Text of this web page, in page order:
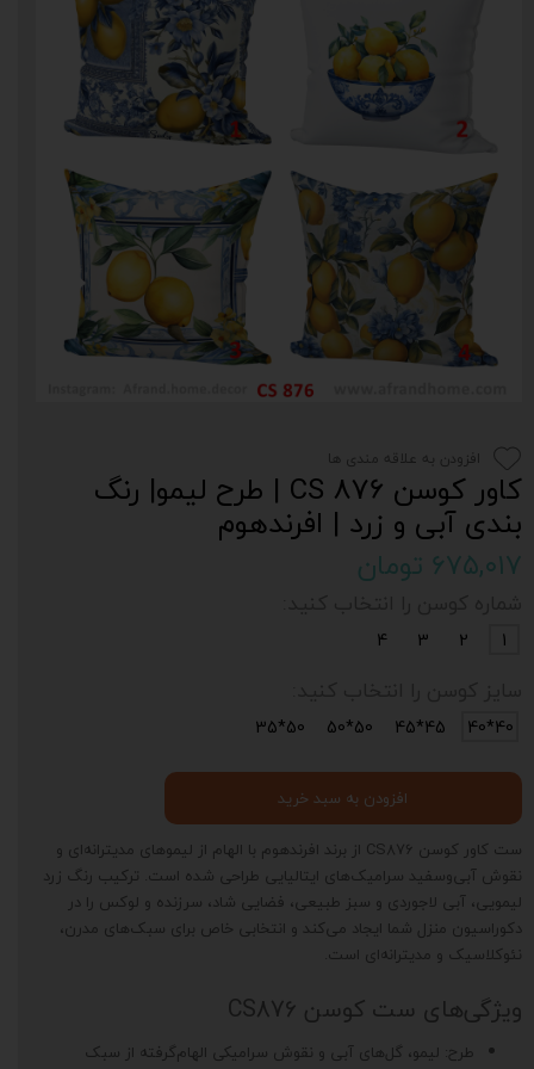
کاور کوسن CS 876 | طرح لیمو| رنگ‌
بندی آبی و زرد | افرندهوم
۶۷۵,۰۱۷ تومان
ست کاور کوسن CS876 از برند افرندهوم با الهام از لیموهای مدیترانه‌ای و
نقوش آبی‌وسفید سرامیک‌های ایتالیایی طراحی شده است. ترکیب رنگ زرد
لیمویی، آبی لاجوردی و سبز طبیعی، فضایی شاد، سرزنده و لوکس را در
دکوراسیون منزل شما ایجاد می‌کند و انتخابی خاص برای سبک‌های مدرن،
نئوکلاسیک و مدیترانه‌ای است.
ویژگی‌های ست کوسن CS876
طرح: لیمو، گل‌های آبی و نقوش سرامیکی الهام‌گرفته از سبک
1
2
3
4
40*40
45*45
50*50
50*35
افزودن به سبد خرید
افزودن به علاقه مندی ها